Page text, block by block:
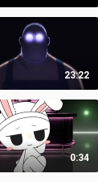
23:22
0:34